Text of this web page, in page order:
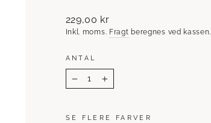
Normalpris
229,00 kr
Inkl. moms. Fragt beregnes ved kassen.
ANTAL
SE FLERE FARVER